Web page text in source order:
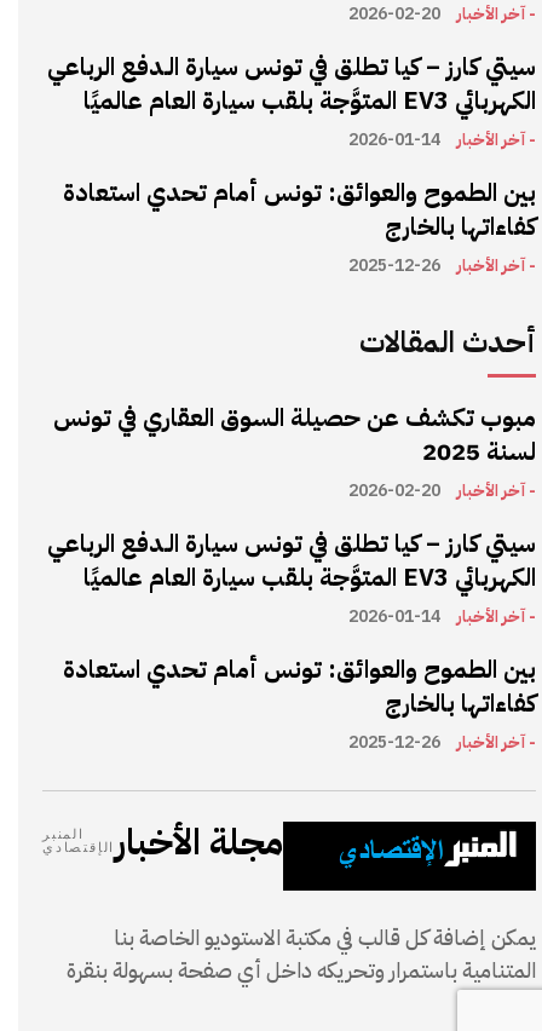
- آخر الأخبار 2026-02-20
سيتي كارز – كيا تطلق في تونس سيارة الـدفع الرباعي
الكهربائي EV3 المتوَّجة بلقب سيارة العام عالميًا
- آخر الأخبار 2026-01-14
بين الطموح والعوائق: تونس أمام تحدي استعادة
كفاءاتها بالخارج
- آخر الأخبار 2025-12-26
أحدث المقالات
مبوب تكشف عن حصيلة السوق العقاري في تونس
لسنة 2025
- آخر الأخبار 2026-02-20
سيتي كارز – كيا تطلق في تونس سيارة الـدفع الرباعي
الكهربائي EV3 المتوَّجة بلقب سيارة العام عالميًا
- آخر الأخبار 2026-01-14
بين الطموح والعوائق: تونس أمام تحدي استعادة
كفاءاتها بالخارج
- آخر الأخبار 2025-12-26
مجلة الأخبار
المنبر
الإقتصادي
يمكن إضافة كل قالب في مكتبة الاستوديو الخاصة بنا
المتنامية باستمرار وتحريكه داخل أي صفحة بسهولة بنقرة